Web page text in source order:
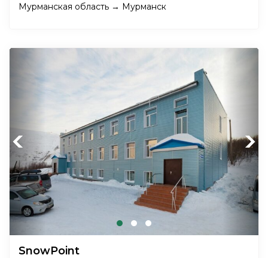
Мурманская область → Мурманск
Previous Next
SnowPoint